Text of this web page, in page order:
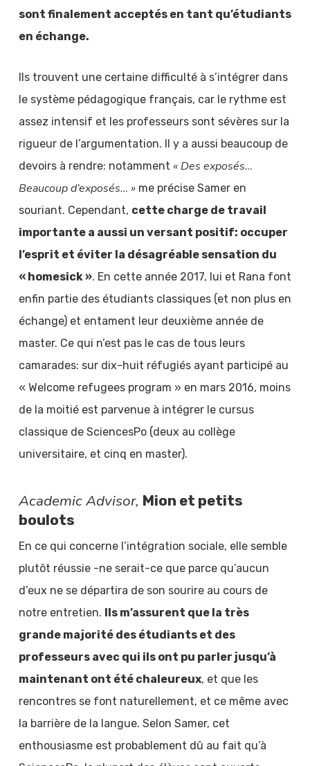
sont finalement acceptés en tant qu’étudiants
en échange.
Ils trouvent une certaine difficulté à s’intégrer dans
le système pédagogique français, car le rythme est
assez intensif et les professeurs sont sévères sur la
rigueur de l’argumentation. Il y a aussi beaucoup de
devoirs à rendre: notamment « Des exposés…
Beaucoup d’exposés… »me précise Samer en
souriant. Cependant, cette charge de travail
importante a aussi un versant positif: occuper
l’esprit et éviter la désagréable sensation du
« homesick ». En cette année 2017, lui et Rana font
enfin partie des étudiants classiques (et non plus en
échange) et entament leur deuxième année de
master. Ce qui n’est pas le cas de tous leurs
camarades: sur dix-huit réfugiés ayant participé au
« Welcome refugees program » en mars 2016, moins
de la moitié est parvenue à intégrer le cursus
classique de SciencesPo (deux au collège
universitaire, et cinq en master).
Academic Advisor, Mion et petits
boulots
En ce qui concerne l’intégration sociale, elle semble
plutôt réussie -ne serait-ce que parce qu’aucun
d’eux ne se départira de son sourire au cours de
notre entretien. Ils m’assurent que la très
grande majorité des étudiants et des
professeurs avec qui ils ont pu parler jusqu’à
maintenant ont été chaleureux, et que les
rencontres se font naturellement, et ce même avec
la barrière de la langue. Selon Samer, cet
enthousiasme est probablement dû au fait qu’à